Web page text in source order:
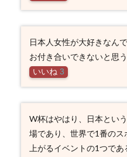
日本人女性が大好きなん
お付き合いできないと思う
いいね 3
W杯はやはり、日本とい
場であり、世界で1番のス
上がるイベントの1つで